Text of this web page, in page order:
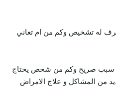
له تشخيص وكم من ام تعاني
سبب صريح وكم من شخص يحتاج
من المشاكل و علاج الامراض